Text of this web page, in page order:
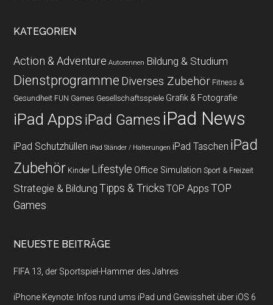
KATEGORIEN
Action & Adventure Autorennen Bildung & Studium
Dienstprogramme Diverses Zubehör Fitness &
Gesundheit FUN Games Gesellschaftsspiele Grafik & Fotografie
iPad Apps iPad Games iPad News
iPad Schutzhüllen iPad Ständer / Halterungen iPad Taschen iPad
Zubehör Kinder Lifestyle Office Simulation Sport & Freizeit
Strategie & Bildung Tipps & Tricks TOP Apps TOP
Games
NEUESTE BEITRÄGE
FIFA 13, der Sportspiel-Hammer des Jahres
iPhone Keynote: Infos rund ums iPad und Gewissheit über iOS 6